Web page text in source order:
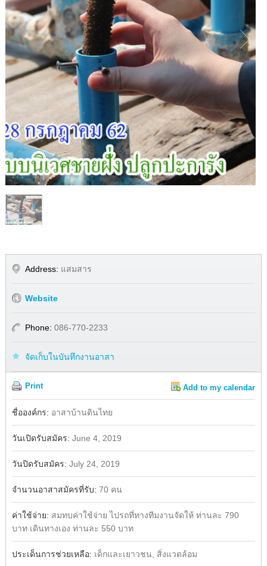
1/1
Address: แสมสาร
Website
Phone: 086-770-2233
จัดเก็บในบันทึกงานอาสา
Print Add to my calendar
Facebook
ชื่อองค์กร: อาสาบ้านดินไทย
วันเปิดรับสมัคร: June 4, 2019
วันปิดรับสมัคร: July 24, 2019
จำนวนอาสาสมัครที่รับ: 70 คน
ค่าใช้จ่าย: สมทบค่าใช้จ่าย ไปรถที่ทางทีมงานจัดให้ ท่านละ 790
บาท เดินทางเอง ท่านละ 550 บาท
ประเด็นการช่วยเหลือ: เด็กและเยาวชน, สิ่งแวดล้อม